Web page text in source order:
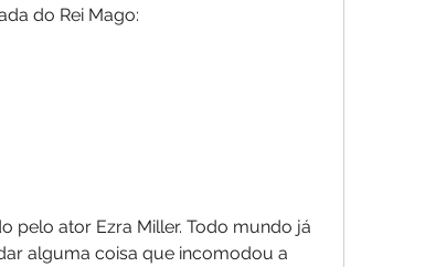
do Rei Mago:
pelo ator Ezra Miller. Todo mundo já
alguma coisa que incomodou a